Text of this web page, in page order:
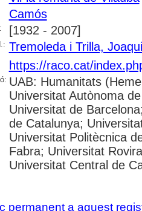
Camós
[1932 - 2007]
Tremoleda i Trilla,
https://raco.cat/
UAB: Humanitats
Universitat Autònoma
Universitat de
de Catalunya;
Universitat Politècnica
Fabra; Universitat
Universitat Central de
permanent a aquest